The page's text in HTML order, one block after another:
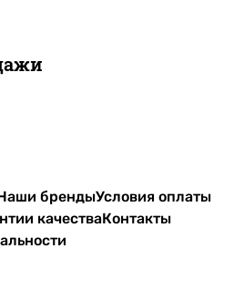
брендыУсловия оплаты
качестваКонтакты